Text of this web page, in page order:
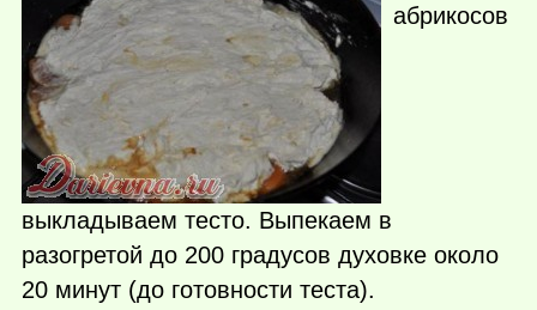
абрикосов
выкладываем тесто. Выпекаем в
разогретой до 200 градусов духовке около
20 минут (до готовности теста).